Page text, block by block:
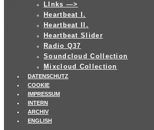
LInks —>
Heartbeat I.
Heartbeat II.
Heartbeat Slider
Radio Q37
Soundcloud Collection
Mixcloud Collection
DATENSCHUTZ
COOKIE
IMPRESSUM
INTERN
ARCHIV
ENGLISH